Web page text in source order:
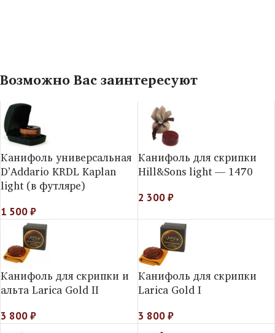
Возможно Вас заинтересуют
Канифоль универсальная
D’Addario KRDL Kaplan
light (в футляре)
1 500₽
Канифоль для скрипки
Hill&Sons light — 1470
2 300₽
Канифоль для скрипки и
альта Larica Gold II
3 800₽
Канифоль для скрипки
Larica Gold I
3 800₽